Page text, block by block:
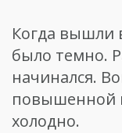
Когда вышли
было темно.
начинался.
повышенной
холодно.